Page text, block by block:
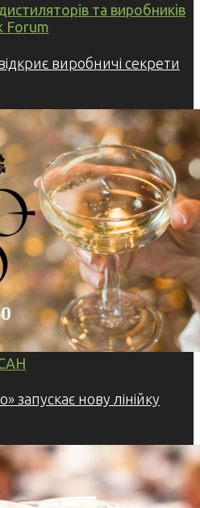
та виробників
Forum
виробничі секрети
запускає нову лінійку